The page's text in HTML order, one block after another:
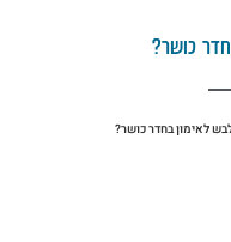
כושר?
לאימון בחדר כושר?